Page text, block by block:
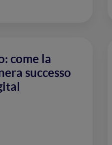
come la
successo